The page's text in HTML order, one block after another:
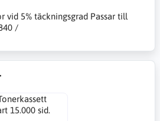
vid 5% täckningsgrad Passar till
/